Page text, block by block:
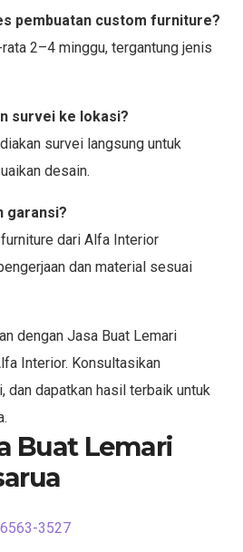
pembuatan custom furniture?
2–4 minggu, tergantung jenis
survei ke lokasi?
survei langsung untuk
desain.
garansi?
dari Alfa Interior
dan material sesuai
dengan Jasa Buat Lemari
Interior. Konsultasikan
dan dapatkan hasil terbaik untuk
Buat Lemari
3527